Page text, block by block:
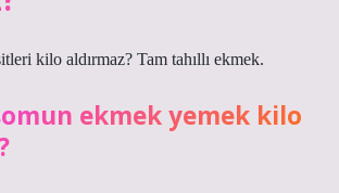
kilo aldırmaz? Tam tahıllı ekmek.
ekmek yemek kilo